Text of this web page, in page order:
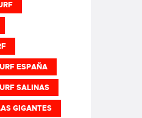
ESPAÑA
SALINAS
GIGANTES